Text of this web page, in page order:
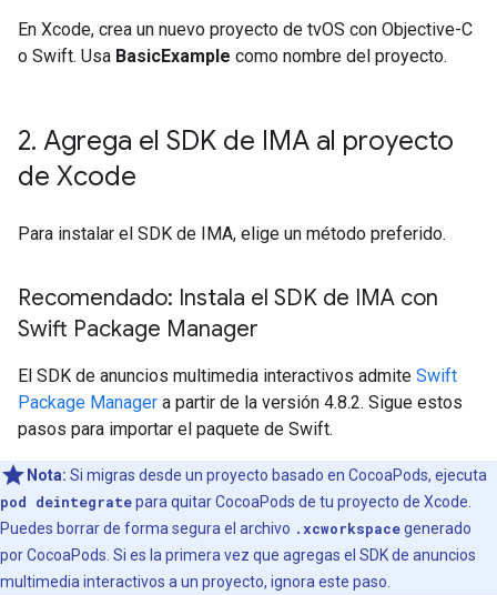
En Xcode, crea un nuevo proyecto de tvOS con Objective-C
o Swift. Usa BasicExample como nombre del proyecto.
2. Agrega el SDK de IMA al proyecto
de Xcode
Para instalar el SDK de IMA, elige un método preferido.
Recomendado: Instala el SDK de IMA con
Swift Package Manager
El SDK de anuncios multimedia interactivos admite Swift
Package Manager a partir de la versión 4.8.2. Sigue estos
pasos para importar el paquete de Swift.
Nota: Si migras desde un proyecto basado en CocoaPods, ejecuta
pod deintegratepara quitar CocoaPods de tu proyecto de Xcode.
Puedes borrar de forma segura el archivo .xcworkspacegenerado
por CocoaPods. Si es la primera vez que agregas el SDK de anuncios
multimedia interactivos a un proyecto, ignora este paso.